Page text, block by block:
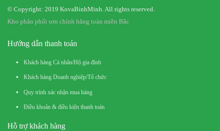
© Copyright: 2019 KovaBinhMinh. All rights reserved.
Kho phân phối sơn chính hãng toàn miền Bắc
Hướng dẫn thanh toán
Khách hàng Cá nhân/Hộ gia đình
Khách hàng Doanh nghiệp/Tổ chức
Quy trình xác nhận mua hàng
Điều khoản & điều kiện thanh toán
Hỗ trợ khách hàng